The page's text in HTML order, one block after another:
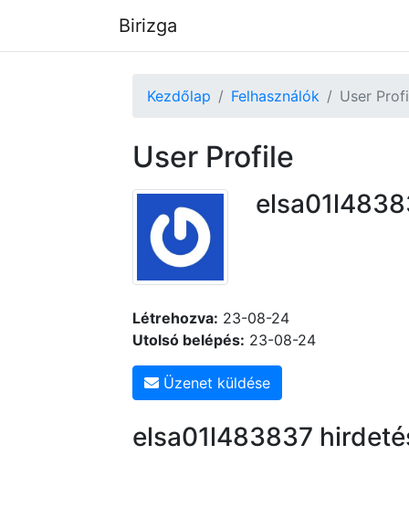
Birizga
Kezdőlap Felhasználók User
User Profile
Létrehozva: 23-08-24
Utolsó belépés: 23-08-24
Üzenet küldése
elsa01l483837